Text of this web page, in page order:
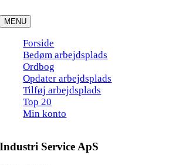
to
content
MENU
Forside
Bedøm arbejdsplads
Ordbog
Opdater arbejdsplads
Tilføj arbejdsplads
Top 20
Min konto
Industri Service ApS